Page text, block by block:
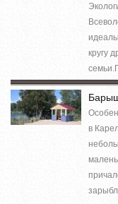
кругу
в